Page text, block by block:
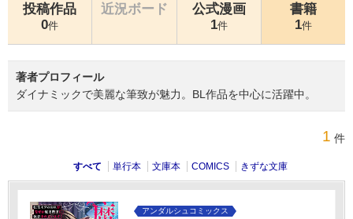
投稿作品
0件
近況ボード
公式漫画
1件
書籍
1件
著者プロフィール
ダイナミックで美麗な筆致が魅力。BL作品を中心に活躍中。
1 件
すべて 単行本 文庫本 COMICS きずな文庫
アンダルシュコミックス